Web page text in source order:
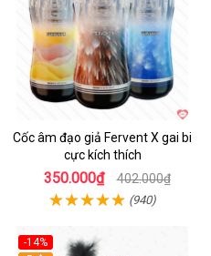
Cốc âm đạo giả Fervent X gai bi
cực kích thích
350.000₫ 402.000₫
(940)
-14%